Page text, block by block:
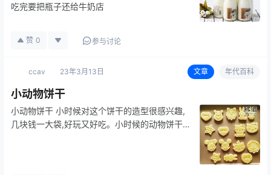
吃完要把瓶子还给牛奶店
赞 0 参与讨论
ccav 23年3月13日 文章 年代百科
小动物饼干
小动物饼干 小时候对这个饼干的造型很感兴趣,
几块钱一大袋,好玩又好吃。小时候的动物饼干,